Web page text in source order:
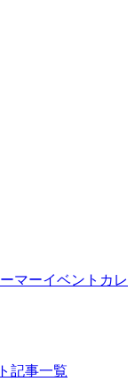
マーイベントカレ
記事一覧